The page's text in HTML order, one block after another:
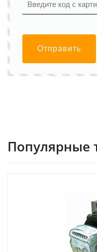
Отправить
Популярные